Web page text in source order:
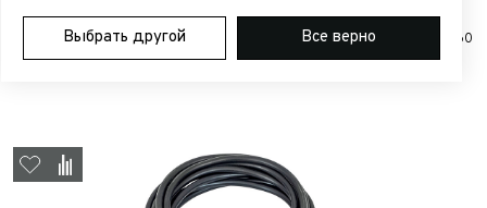
Выбрать другой Все верно
Главная Магазин Дополнительное оборудование
Лебедки
Лебёдка электрическая (индустр.) 24V Runva EWN17500USR24V 7960
кг синтетический трос